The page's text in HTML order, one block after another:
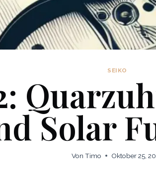
SEIKO
Solar
Von Timo Oktober 25,